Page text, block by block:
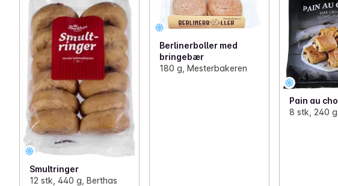
Smultringer
12 stk, 440 g, Berthas
Berlinerboller med
bringebær
180 g, Mesterbakeren
Pain au
8 stk, 240